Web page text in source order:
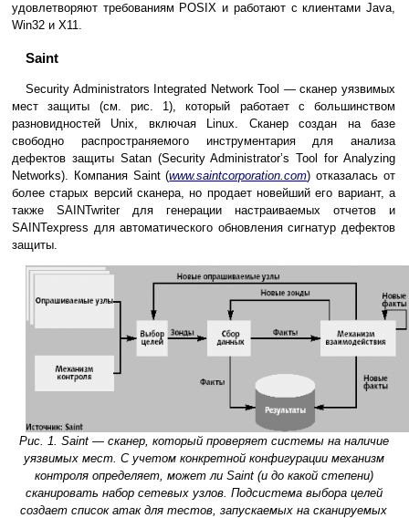
удовлетворяют требованиям POSIX и работают с клиентами Java,
Win32 и X11.
Saint
Security Administrators Integrated Network Tool — сканер уязвимых
мест защиты (см. рис. 1), который работает с большинством
разновидностей Unix, включая Linux. Сканер создан на базе
свободно распространяемого инструментария для анализа
дефектов защиты Satan (Security Administrator’s Tool for Analyzing
Networks). Компания Saint (www.saintcorporation.com) отказалась от
более старых версий сканера, но продает новейший его вариант, а
также SAINTwriter для генерации настраиваемых отчетов и
SAINTexpress для автоматического обновления сигнатур дефектов
защиты.
Рис. 1. Saint — сканер, который проверяет системы на наличие
уязвимых мест. С учетом конкретной конфигурации механизм
контроля определяет, может ли Saint (и до какой степени)
сканировать набор сетевых узлов. Подсистема выбора целей
создает список атак для тестов, запускаемых на сканируемых